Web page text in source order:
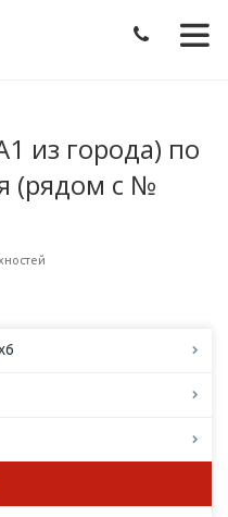
из города) по
(рядом с №